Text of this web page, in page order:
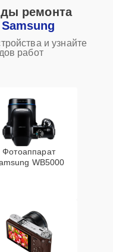
ремонта
и узнайте
работ
Фотоаппарат
WB5000